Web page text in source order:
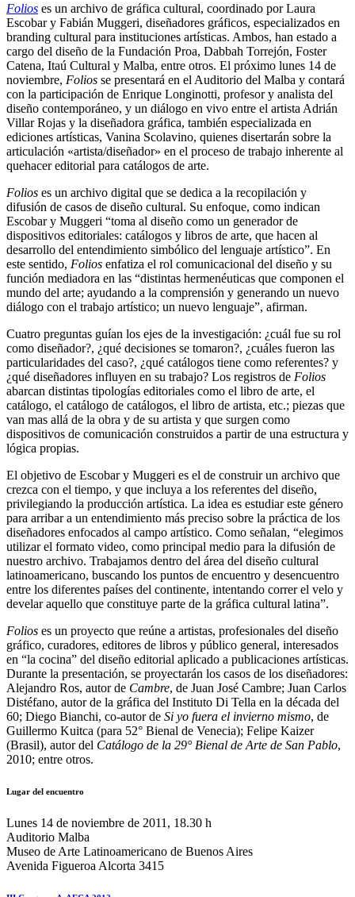
Folios es un archivo de gráfica cultural, coordinado por Laura
Escobar y Fabián Muggeri, diseñadores gráficos, especializados en
branding cultural para instituciones artísticas. Ambos, han estado a
cargo del diseño de la Fundación Proa, Dabbah Torrejón, Foster
Catena, Itaú Cultural y Malba, entre otros. El próximo lunes 14 de
noviembre, Folios se presentará en el Auditorio del Malba y contará
con la participación de Enrique Longinotti, profesor y analista del
diseño contemporáneo, y un diálogo en vivo entre el artista Adrián
Villar Rojas y la diseñadora gráfica, también especializada en
ediciones artísticas, Vanina Scolavino, quienes disertarán sobre la
articulación «artista/diseñador» en el proceso de trabajo inherente al
quehacer editorial para catálogos de arte.
Folios es un archivo digital que se dedica a la recopilación y
difusión de casos de diseño cultural. Su enfoque, como indican
Escobar y Muggeri “toma al diseño como un generador de
dispositivos editoriales: catálogos y libros de arte, que hacen al
desarrollo del entendimiento simbólico del lenguaje artístico”. En
este sentido, Folios enfatiza el rol comunicacional del diseño y su
función mediadora en las “distintas hermenéuticas que componen el
mundo del arte; ayudando a la comprensión y generando un nuevo
diálogo con el trabajo artístico; un nuevo lenguaje”, afirman.
Cuatro preguntas guían los ejes de la investigación: ¿cuál fue su rol
como diseñador?, ¿qué decisiones se tomaron?, ¿cuáles fueron las
particularidades del caso?, ¿qué catálogos tiene como referentes? y
¿qué diseñadores influyen en su trabajo? Los registros de Folios
abarcan distintas tipologías editoriales como el libro de arte, el
catálogo, el catálogo de catálogos, el libro de artista, etc.; piezas que
van mas allá de la obra y de su artista y que surgen como
dispositivos de comunicación construidos a partir de una estructura y
lógica propias.
El objetivo de Escobar y Muggeri es el de construir un archivo que
crezca con el tiempo, y que incluya a los referentes del diseño,
privilegiando la producción artística. La idea es estudiar este género
para arribar a un entendimiento más preciso sobre la práctica de los
diseñadores enfocados al campo artístico. Como señalan, “elegimos
utilizar el formato video, como principal medio para la difusión de
nuestro archivo. Trabajamos dentro del área del diseño cultural
latinoamericano, buscando los puntos de encuentro y desencuentro
entre los diferentes países del continente, intentando correr el velo y
develar aquello que constituye parte de la gráfica cultural latina”.
Folios es un proyecto que reúne a artistas, profesionales del diseño
gráfico, curadores, editores de libros y público general, interesados
en “la cocina” del diseño editorial aplicado a publicaciones artísticas.
Durante la presentación, se proyectarán los casos de los diseñadores:
Alejandro Ros, autor de Cambre, de Juan José Cambre; Juan Carlos
Distéfano, autor de la gráfica del Instituto Di Tella en la década del
60; Diego Bianchi, co-autor de Si yo fuera el invierno mismo, de
Guillermo Kuitca (para 52° Bienal de Venecia); Felipe Kaizer
(Brasil), autor del Catálogo de la 29° Bienal de Arte de San Pablo,
2010; entre otros.
Lugar del encuentro
Lunes 14 de noviembre de 2011, 18.30 h
Auditorio Malba
Museo de Arte Latinoamericano de Buenos Aires
Avenida Figueroa Alcorta 3415